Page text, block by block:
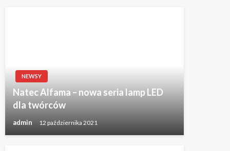
NEWSY
Natec Alfama – nowa seria lamp LED
dla twórców
admin 12 października 2021